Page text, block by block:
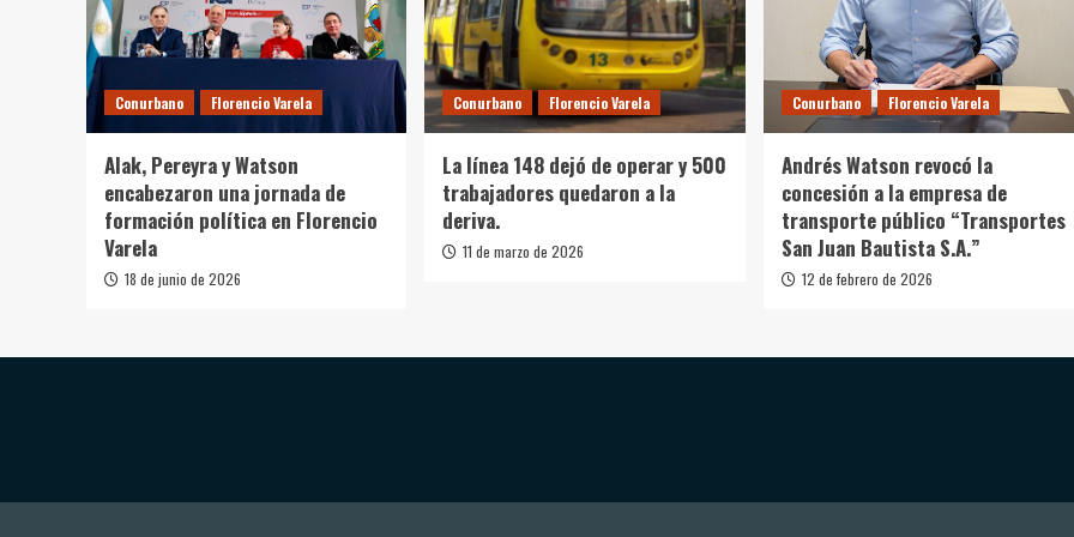
Conurbano Florencio Varela
Alak, Pereyra y Watson
encabezaron una jornada de
formación política en Florencio
Varela
18 de junio de 2026
Conurbano Florencio Varela
La línea 148 dejó de operar y 500
trabajadores quedaron a la
deriva.
11 de marzo de 2026
Conurbano Florencio Varela
Andrés Watson revocó la
concesión a la empresa de
transporte público “Transportes
San Juan Bautista S.A.”
12 de febrero de 2026